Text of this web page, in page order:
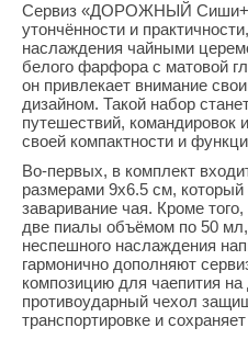
Сервиз «ДОРОЖНЫЙ
утончённости и
наслаждения чайными
белого фарфора с матовой
он привлекает внимание
дизайном. Такой набор
путешествий, командировок
своей компактности и
Во-первых, в комплект
размерами 9х6.5 см,
заваривание чая. Кроме
две пиалы объёмом по 50
неспешного наслаждения
гармонично дополняют
композицию для чаепития на
противоударный чехол
транспортировке и